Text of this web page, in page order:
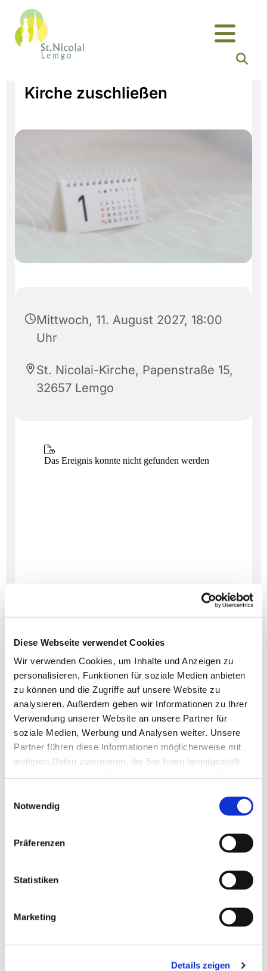
Diese Webseite verwendet Cookies
Wir verwenden Cookies, um Inhalte und Anzeigen zu
personalisieren, Funktionen für soziale Medien anbieten
zu können und die Zugriffe auf unsere Website zu
analysieren. Außerdem geben wir Informationen zu Ihrer
Verwendung unserer Website an unsere Partner für
soziale Medien, Werbung und Analysen weiter. Unsere
Partner führen diese Informationen möglicherweise mit
weiteren Daten zusammen, die Sie ihnen bereitgestellt
Notwendig
Präferenzen
Statistiken
Marketing
Details zeigen
Kirche zuschließen
Mittwoch, 11. August 2027, 18:00
Uhr
St. Nicolai-Kirche, Papenstraße 15,
32657 Lemgo
Dies könnte Sie auch
interessieren